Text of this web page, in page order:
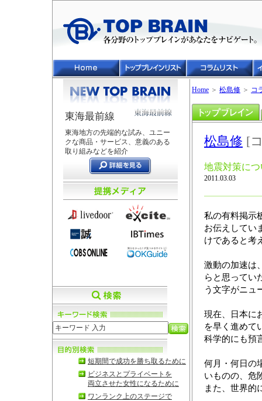
東海最前線
東海地方の先端的な試み、ユニー
クな商品・サービス、意義のある
取り組みなどを紹介
短期間で成功を勝ち取るために
ビジネスとプライベートを
両立させた女性になるために
ワンランク上のステージで
Home ＞ 松島修 ＞ コ
松島修 [
地震対策に
2011.03.03
私の有料掲示
お伝えしてい
けであると考
激動の加速は
らと思ってい
う文字がニュ
現在、日本に
を早く進めて
科学的にも預
何月・何日の
いものの、危
また、世界的